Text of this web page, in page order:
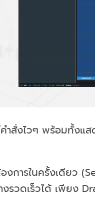
ำสั่งไวๆ พร้อมทั้ง
งการในครั้งเดียว
งรวดเร็วได้ เพียง